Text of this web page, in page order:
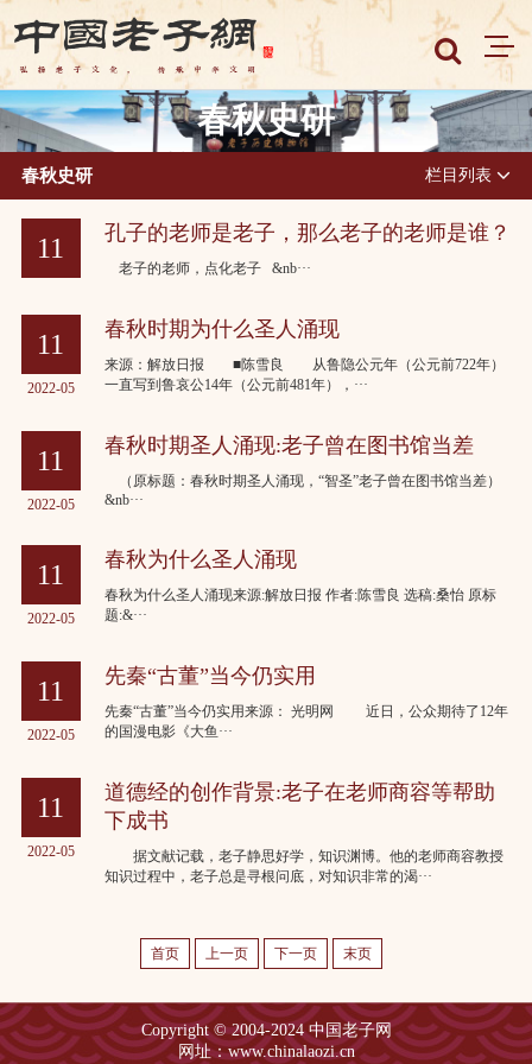
春秋史研
春秋史研 栏目列表
11 孔子的老师是老子，那么老子的老师是谁？
老子的老师，点化老子 &nb···
11
2022-05
春秋时期为什么圣人涌现
来源：解放日报 ■陈雪良 从鲁隐公元年（公元前722年）
一直写到鲁哀公14年（公元前481年），···
11
2022-05
春秋时期圣人涌现:老子曾在图书馆当差
（原标题：春秋时期圣人涌现，“智圣”老子曾在图书馆当差）
&nb···
11
2022-05
春秋为什么圣人涌现
春秋为什么圣人涌现来源:解放日报 作者:陈雪良 选稿:桑怡 原标
题:&···
11
2022-05
先秦“古董”当今仍实用
先秦“古董”当今仍实用来源： 光明网 近日，公众期待了12年
的国漫电影《大鱼···
11
2022-05
道德经的创作背景:老子在老师商容等帮助
下成书
据文献记载，老子静思好学，知识渊博。他的老师商容教授
知识过程中，老子总是寻根问底，对知识非常的渴···
首页 上一页 下一页 末页
Copyright © 2004-2024 中国老子网
网址：www.chinalaozi.cn